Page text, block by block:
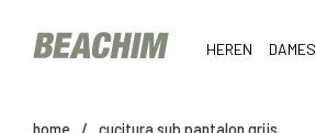
HEREN DAMES
home / cucitura sub pantalon grijs